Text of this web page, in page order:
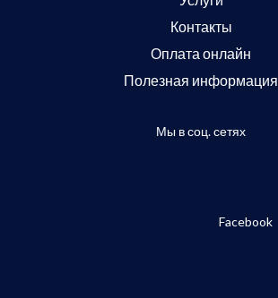
Контакты
Оплата онлайн
Полезная информация
Мы в соц. сетях
Facebook